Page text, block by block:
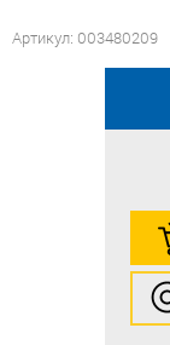
Артикул: 003480209